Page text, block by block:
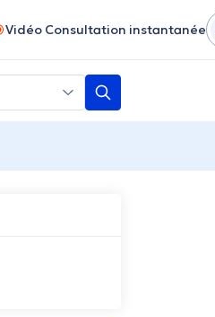
Vidéo Consultation instantanée